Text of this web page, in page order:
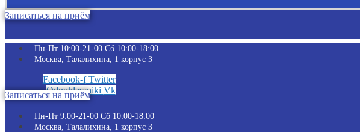
Записаться на приём
Пн-Пт 10:00-21-00 Сб 10:00-18:00​
Москва, Талалихина, 1 корпус 3
Facebook-f Twitter
Odnoklassniki Vk
Записаться на приём
Пн-Пт 9:00-21-00 Сб 10:00-18:00​
Москва, Талалихина, 1 корпус 3